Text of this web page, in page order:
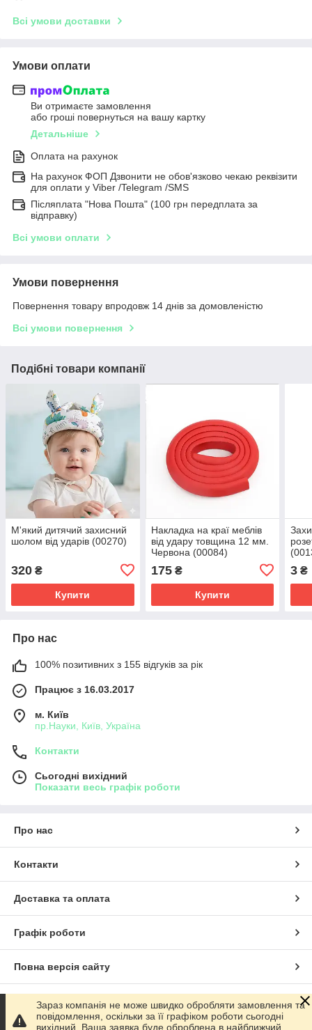
Всі умови доставки
Умови оплати
Ви отримаєте замовлення
або гроші повернуться на вашу картку
Детальніше
Оплата на рахунок
На рахунок ФОП Дзвонити не обов'язково чекаю реквізити
для оплати у Viber /Telegram /SMS
Післяплата "Нова Пошта" (100 грн передплата за
відправку)
Всі умови оплати
Умови повернення
Повернення товару впродовж 14 днів за домовленістю
Всі умови повернення
Подібні товари компанії
М'який дитячий захисний
шолом від ударів (00270)
320 ₴
Купити
Накладка на краї меблів
від удару товщина 12 мм.
Червона (00084)
175₴
Купити
3 ₴
Про нас
100% позитивних з 155 відгуків за рік
Працює з 16.03.2017
м. Київ
пр.Науки, Київ, Україна
Контакти
Сьогодні вихідний
Показати весь графік роботи
Про нас
Контакти
Доставка та оплата
Графік роботи
Повна версія сайту
Сайт створено на маркетплейсі Prom.ua
Зараз компанія не може швидко обробляти замовлення та
повідомлення, оскільки за її графіком роботи сьогодні
вихідний. Ваша заявка буде оброблена в найближчий